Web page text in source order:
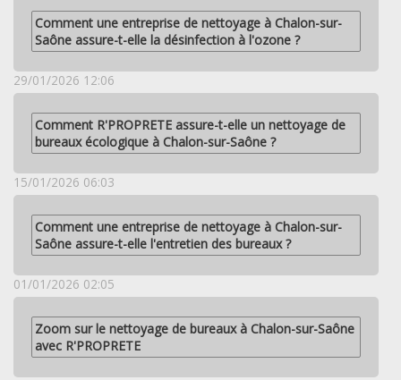
Comment une entreprise de nettoyage à Chalon-sur-
Saône assure-t-elle la désinfection à l'ozone ?
29/01/2026 12:06
Comment R'PROPRETE assure-t-elle un nettoyage de
bureaux écologique à Chalon-sur-Saône ?
15/01/2026 06:03
Comment une entreprise de nettoyage à Chalon-sur-
Saône assure-t-elle l'entretien des bureaux ?
01/01/2026 02:05
Zoom sur le nettoyage de bureaux à Chalon-sur-Saône
avec R'PROPRETE